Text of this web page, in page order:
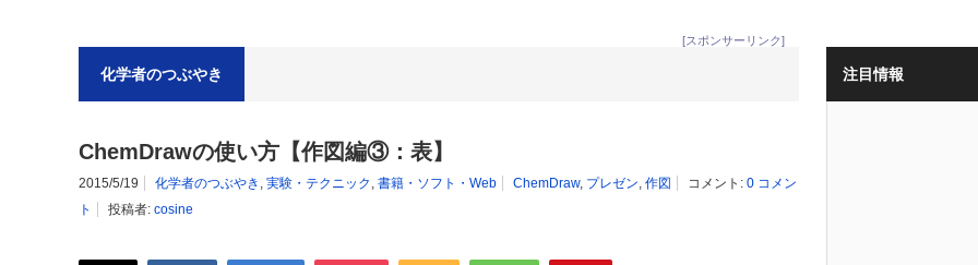
[スポンサーリンク]
化学者のつぶやき
ChemDrawの使い方【作図編③：表】
2015/5/19 化学者のつぶやき , 実験・テクニック , 書籍・ソフト・Web ChemDraw, プレゼン, 作図 コメント: 0 コメン
ト
投稿者: cosine
注目情報